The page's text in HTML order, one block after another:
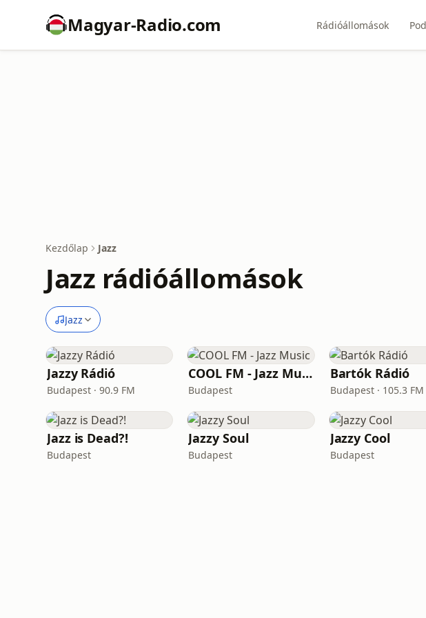
Magyar-Radio.com Rádióállomások
Kezdőlap Jazz
Jazz rádióállomások
Jazz
Jazzy Rádió
Budapest · 90.9 FM
COOL FM - Jazz Music
Budapest
Bartók Rádió
Budapest · 105.3 FM
Jazz is Dead?!
Budapest
Jazzy Soul
Budapest
Jazzy Cool
Budapest